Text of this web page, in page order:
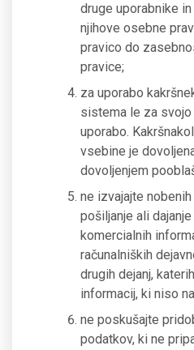
druge uporabnike
njihove osebne
pravico do
pravice;
za uporabo
sistema le za
uporabo.
vsebine je
dovoljenjem
ne izvajajte
pošiljanje ali
komercialnih
računalniških
drugih dejanj,
informacij, ki niso
ne poskušajte
podatkov, ki ne